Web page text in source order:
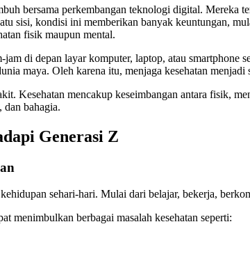
bersama perkembangan teknologi digital.
sisi, kondisi ini memberikan banyak keuntungan,
fisik maupun mental.
di depan layar komputer, laptop, atau
maya. Oleh karena itu, menjaga kesehatan
Kesehatan mencakup keseimbangan antara fisik,
bahagia.
Generasi Z
sehari-hari. Mulai dari belajar, bekerja,
menimbulkan berbagai masalah kesehatan seperti: